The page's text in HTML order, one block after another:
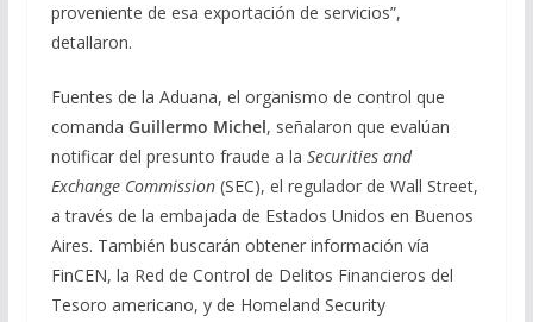
proveniente de esa exportación de servicios”,
detallaron.
Fuentes de la Aduana, el organismo de control que
comanda Guillermo Michel, señalaron que evalúan
notificar del presunto fraude a la Securities and
Exchange Commission(SEC), el regulador de Wall Street,
a través de la embajada de Estados Unidos en Buenos
Aires. También buscarán obtener información vía
FinCEN, la Red de Control de Delitos Financieros del
Tesoro americano, y de Homeland Security